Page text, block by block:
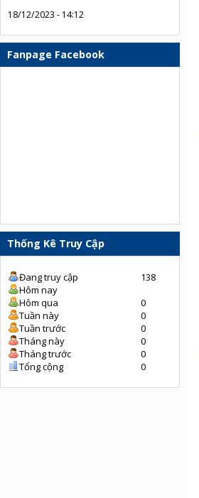
18/12/2023 - 14:12
Fanpage Facebook
Thống Kê Truy Cập
Đang truy cập
138
Hôm nay
Hôm qua
0
Tuần này
0
Tuần trước
0
Tháng này
0
Tháng trước
0
Tổng cộng
0